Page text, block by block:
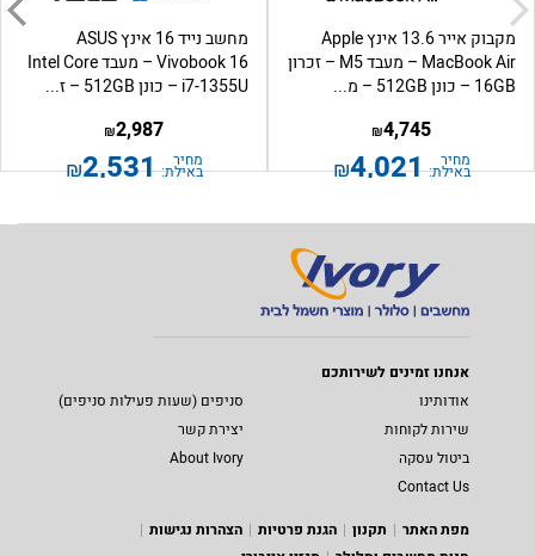
מקבוק אייר 13.6 אינץ Apple
MacBook Air – מעבד M5 – זכרון
16GB – כונן 512GB – מ...
4,745
₪
מחיר
באילת: 4,021
₪
מחשב נייד 16 אינץ ASUS
Vivobook 16 – מעבד Intel Core
i7-1355U – כונן 512GB – ז...
2,987
₪
מחיר
באילת: 2,531
₪
אנחנו זמינים לשירותכם
אודותינו
סניפים (שעות פעילות סניפים)
שירות לקוחות
יצירת קשר
ביטול עסקה
About Ivory
Contact Us
מפת האתר
תקנון הגנת פרטיות
הצהרות נגישות